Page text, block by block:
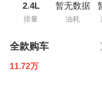
2.4L
排量
暂无数据
油耗
全款购车
11.72万